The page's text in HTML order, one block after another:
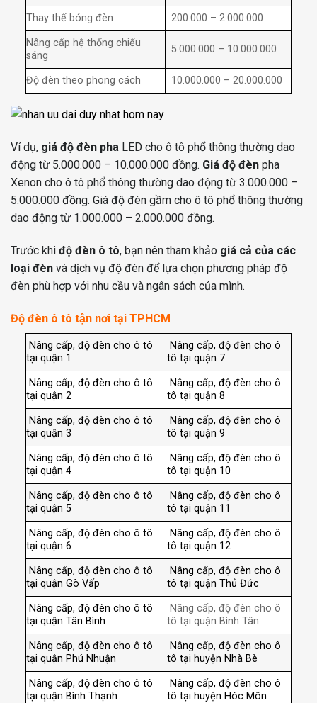
Thay thế bóng đèn 200.000 – 2.000.000
Nâng cấp hệ thống chiếu
sáng
5.000.000 – 10.000.000
Độ đèn theo phong cách 10.000.000 – 20.000.000
Ví dụ, giá độ đèn pha LED cho ô tô phổ thông thường dao
động từ 5.000.000 – 10.000.000 đồng. Giá độ đèn pha
Xenon cho ô tô phổ thông thường dao động từ 3.000.000 –
5.000.000 đồng. Giá độ đèn gầm cho ô tô phổ thông thường
dao động từ 1.000.000 – 2.000.000 đồng.
Trước khi độ đèn ô tô, bạn nên tham khảo giá cả của các
loại đèn và dịch vụ độ đèn để lựa chọn phương pháp độ
đèn phù hợp với nhu cầu và ngân sách của mình.
Độ đèn ô tô tận nơi tại TPHCM
Nâng cấp, độ đèn cho ô tô
tại quận 1
Nâng cấp, độ đèn cho ô
tô tại quận 7
Nâng cấp, độ đèn cho ô tô
tại quận 2
Nâng cấp, độ đèn cho ô
tô tại quận 8
Nâng cấp, độ đèn cho ô tô
tại quận 3
Nâng cấp, độ đèn cho ô
tô tại quận 9
Nâng cấp, độ đèn cho ô tô
tại quận 4
Nâng cấp, độ đèn cho ô
tô tại quận 10
Nâng cấp, độ đèn cho ô tô
tại quận 5
Nâng cấp, độ đèn cho ô
tô tại quận 11
Nâng cấp, độ đèn cho ô tô
tại quận 6
Nâng cấp, độ đèn cho ô
tô tại quận 12
Nâng cấp, độ đèn cho ô tô
tại quận Gò Vấp
Nâng cấp, độ đèn cho ô
tô tại quận Thủ Đức
Nâng cấp, độ đèn cho ô tô
tại quận Tân Bình
Nâng cấp, độ đèn cho ô
tô tại quận Bình Tân
Nâng cấp, độ đèn cho ô tô
tại quận Phú Nhuận
Nâng cấp, độ đèn cho ô
tô tại huyện Nhà Bè
Nâng cấp, độ đèn cho ô tô
tại quận Bình Thạnh
Nâng cấp, độ đèn cho ô
tô tại huyện Hóc Môn